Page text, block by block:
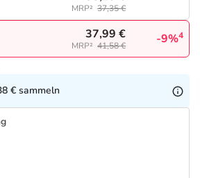
MRP² 37,35 €
37,99 €
MRP² 41,58 € -9%4
€ sammeln